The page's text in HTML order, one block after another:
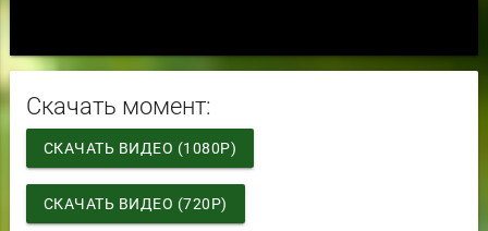
Скачать момент:
СКАЧАТЬ ВИДЕО (1080P)
СКАЧАТЬ ВИДЕО (720P)